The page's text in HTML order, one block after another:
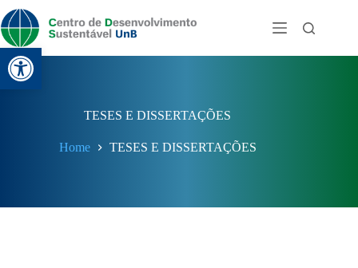
Abrir a barra de ferramentas
TESES E DISSERTAÇÕES
Home TESES E DISSERTAÇÕES